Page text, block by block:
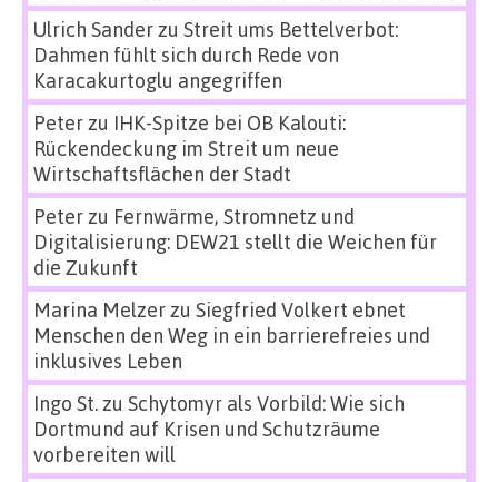
Ulrich Sanderzu Streit ums Bettelverbot:
Dahmen fühlt sich durch Rede von
Karacakurtoglu angegriffen
Peterzu IHK-Spitze bei OB Kalouti:
Rückendeckung im Streit um neue
Wirtschaftsflächen der Stadt
Peterzu Fernwärme, Stromnetz und
Digitalisierung: DEW21 stellt die Weichen für
die Zukunft
Marina Melzerzu Siegfried Volkert ebnet
Menschen den Weg in ein barrierefreies und
inklusives Leben
Ingo St.zu Schytomyr als Vorbild: Wie sich
Dortmund auf Krisen und Schutzräume
vorbereiten will